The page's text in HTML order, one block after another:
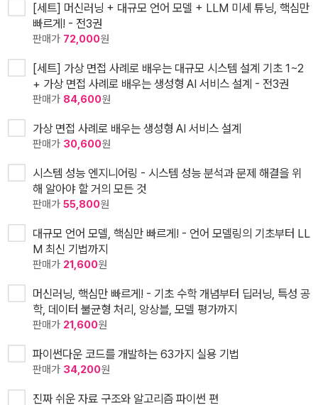
[세트] 머신러닝 + 대규모 언어 모델 + LLM 미세 튜닝, 핵심만
빠르게! - 전3권
판매가 72,000원
[세트] 가상 면접 사례로 배우는 대규모 시스템 설계 기초 1~2
+ 가상 면접 사례로 배우는 생성형 AI 서비스 설계 - 전3권
판매가 84,600원
가상 면접 사례로 배우는 생성형 AI 서비스 설계
판매가 30,600원
시스템 성능 엔지니어링 - 시스템 성능 분석과 문제 해결을 위
해 알아야 할 거의 모든 것
판매가 55,800원
대규모 언어 모델, 핵심만 빠르게! - 언어 모델링의 기초부터 LL
M 최신 기법까지
판매가 21,600원
머신러닝, 핵심만 빠르게! - 기초 수학 개념부터 딥러닝, 특성 공
학, 데이터 불균형 처리, 앙상블, 모델 평가까지
판매가 21,600원
파이썬다운 코드를 개발하는 63가지 실용 기법
판매가 34,200원
진짜 쉬운 자료 구조와 알고리즘 파이썬 편